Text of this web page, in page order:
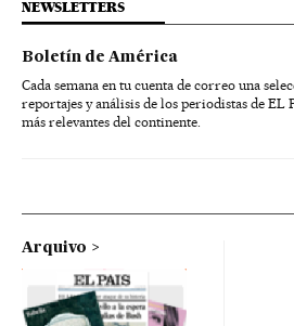
NEWSLETTERS
Boletín de América
Cada semana en tu cuenta de correo una
reportajes y análisis de los periodistas de EL
más relevantes del continente.
Arquivo